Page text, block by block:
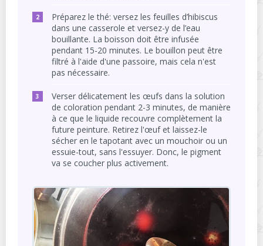
Préparez le thé: versez les feuilles d’hibiscus
dans une casserole et versez-y de l’eau
bouillante. La boisson doit être infusée
pendant 15-20 minutes. Le bouillon peut être
filtré à l'aide d'une passoire, mais cela n'est
pas nécessaire.
Verser délicatement les œufs dans la solution
de coloration pendant 2-3 minutes, de manière
à ce que le liquide recouvre complètement la
future peinture. Retirez l'œuf et laissez-le
sécher en le tapotant avec un mouchoir ou un
essuie-tout, sans l'essuyer. Donc, le pigment
va se coucher plus activement.